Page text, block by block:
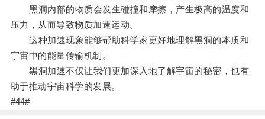
黑洞内部的物质会发生碰撞和摩擦，产生极高的温度和
压力，从而导致物质加速运动。
这种加速现象能够帮助科学家更好地理解黑洞的本质和
宇宙中的能量传输机制。
黑洞加速不仅让我们更加深入地了解宇宙的秘密，也有
助于推动宇宙科学的发展。
#44#